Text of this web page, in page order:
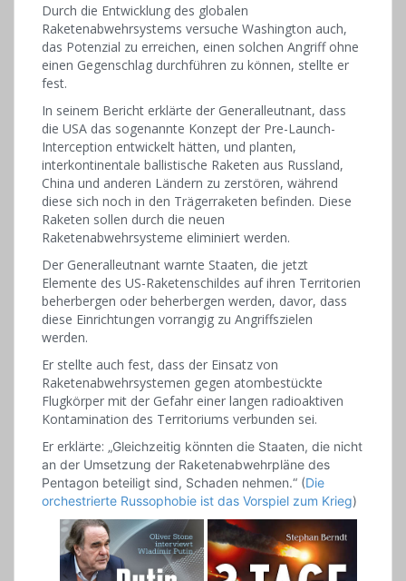
Durch die Entwicklung des globalen
Raketenabwehrsystems versuche Washington auch,
das Potenzial zu erreichen, einen solchen Angriff ohne
einen Gegenschlag durchführen zu können, stellte er
fest.
In seinem Bericht erklärte der Generalleutnant, dass
die USA das sogenannte Konzept der Pre-Launch-
Interception entwickelt hätten, und planten,
interkontinentale ballistische Raketen aus Russland,
China und anderen Ländern zu zerstören, während
diese sich noch in den Trägerraketen befinden. Diese
Raketen sollen durch die neuen
Raketenabwehrsysteme eliminiert werden.
Der Generalleutnant warnte Staaten, die jetzt
Elemente des US-Raketenschildes auf ihren Territorien
beherbergen oder beherbergen werden, davor, dass
diese Einrichtungen vorrangig zu Angriffszielen
werden.
Er stellte auch fest, dass der Einsatz von
Raketenabwehrsystemen gegen atombestückte
Flugkörper mit der Gefahr einer langen radioaktiven
Kontamination des Territoriums verbunden sei.
Er erklärte: „Gleichzeitig könnten die Staaten, die nicht
an der Umsetzung der Raketenabwehrpläne des
Pentagon beteiligt sind, Schaden nehmen.“ (Die
orchestrierte Russophobie ist das Vorspiel zum Krieg)